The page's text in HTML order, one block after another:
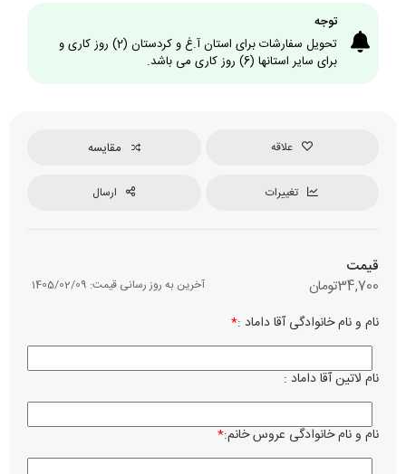
توجه
تحویل سفارشات برای استان آ.غ و کردستان (2) روز کاری و
برای سایر استانها (6) روز کاری می باشد.
علاقه مقایسه
تغییرات ارسال
قیمت
تومان34,700 آخرین به روز رسانی قیمت: 1405/02/09
*نام و نام خانوادگی آقا داماد :
نام لاتین آقا داماد :
*نام و نام خانوادگی عروس خانم: